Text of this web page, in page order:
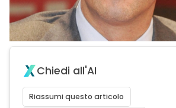
Chiedi all'AI
Riassumi questo articolo